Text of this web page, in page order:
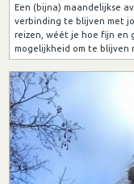
Een (bijna) maandelijkse
verbinding te blijven met
reizen, wéét je hoe fijn en
mogelijkheid om te blijven